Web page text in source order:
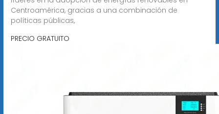
Centroamérica, gracias a una combinación de
políticas públicas,
PRECIO GRATUITO